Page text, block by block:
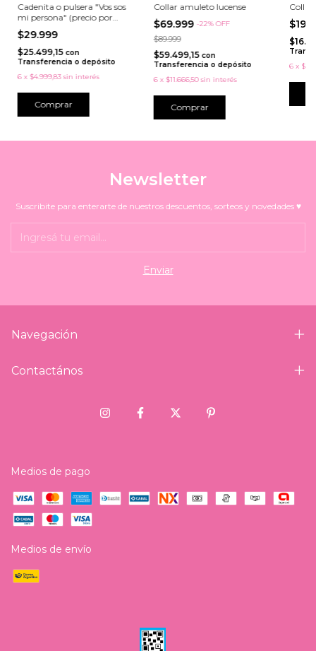
Cadenita o pulsera "Vos sos
mi persona" (precio por
unidad)
$29.999
$25.499,15 con
Transferencia o depósito
6 x $4.999,83 sin interés
Comprar
Collar amuleto lucense
$69.999 -22%OFF
$89.999
$59.499,15 con
Transferencia o depósito
6 x $11.666,50 sin interés
Comprar
Collar
6 x
Newsletter
Suscribite para enterarte de nuestros descuentos, sorteos y novedades ♥
Navegación
Contactános
Medios de pago
Medios de envío